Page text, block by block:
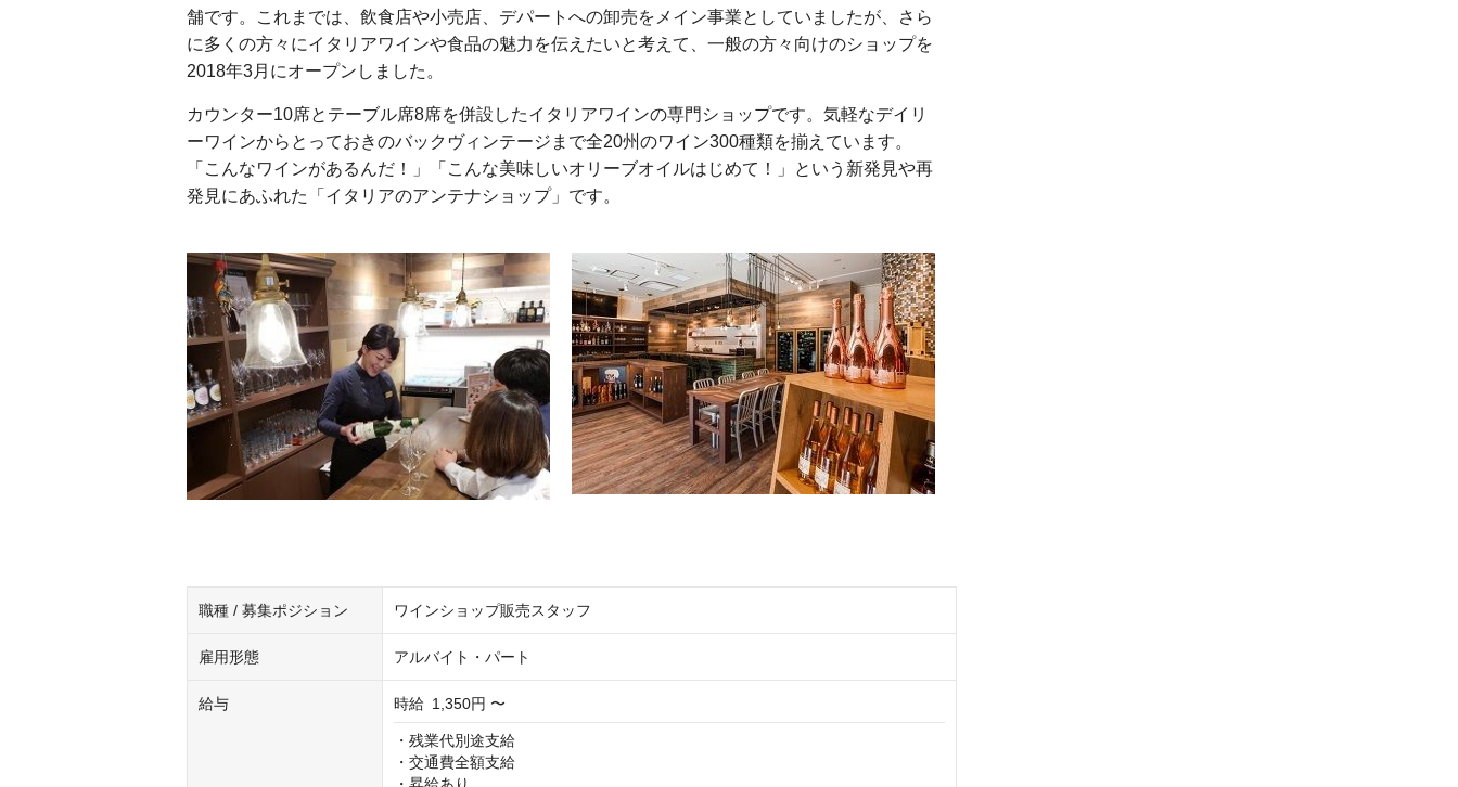
舗です。これまでは、飲食店や小売店、デパートへの卸売をメイン事業としていましたが、さら
に多くの方々にイタリアワインや食品の魅力を伝えたいと考えて、一般の方々向けのショップを
2018年3月にオープンしました。
カウンター10席とテーブル席8席を併設したイタリアワインの専門ショップです。気軽なデイリ
ーワインからとっておきのバックヴィンテージまで全20州のワイン300種類を揃えています。
「こんなワインがあるんだ！」「こんな美味しいオリーブオイルはじめて！」という新発見や再
発見にあふれた「イタリアのアンテナショップ」です。
職種 / 募集ポジション ワインショップ販売スタッフ
雇用形態 アルバイト・パート
給与 時給 1,350円 〜
・残業代別途支給
・交通費全額支給